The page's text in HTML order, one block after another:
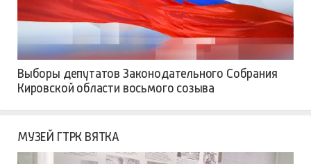
Выборы депутатов Законодательного Собрания
Кировской области восьмого созыва
МУЗЕЙ ГТРК ВЯТКА